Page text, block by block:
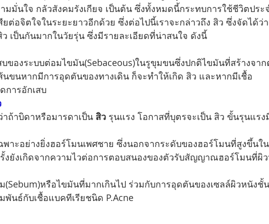
มมั่นใจ กลัวสังคมรังเกียจ เป็นต้น ซึ่งทั้งหมดนี้กระทบการใช้ชีวิตประ
ต่อจิตใจในระยะยาวอีกด้วย ซึ่งต่อไปนี้เราจะกล่าวถึง สิว ซึ่งจัดได้ว่
เป็นกันมากในวัยรุ่น ซึ่งมีรายละเอียดที่น่าสนใจ ดังนี้
บของระบบต่อมไขมัน(Sebaceous)ในรูขุมขนซึ่งปกติไขมันที่สร้างจา
ขนหากมีการอุดตันของทางเดิน ก็จะทำให้เกิด สิว และหากมีเชื้อ
การอักเสบ
บิดาหรือมารดาเป็น สิว รุนแรง โอกาสที่บุตรจะเป็น สิว ขั้นรุนแรง
ย่างยิ่งฮอร์โมนเพศชาย ซึ่งนอกจากระดับของฮอร์โมนที่สูงขึ้นใ
งยังเกิดจากความไวต่อการตอบสนองของตัวรับสัญญาณฮอร์โมนที่ผิ
หรือไขมันที่มากเกินไป ร่วมกับการอุดตันของเซลล์ผิวหนังชั้
พันธ์กับเชื้อแบคทีเรียชนิด P.Acne